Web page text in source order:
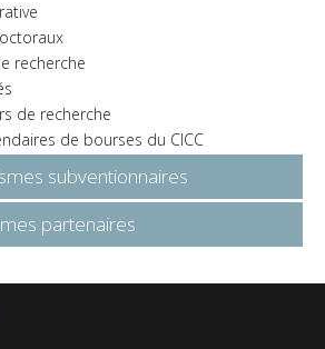
recherche
de recherche
de bourses du CICC
subventionnaires
partenaires